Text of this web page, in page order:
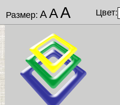
Размер: ААА Цвет: